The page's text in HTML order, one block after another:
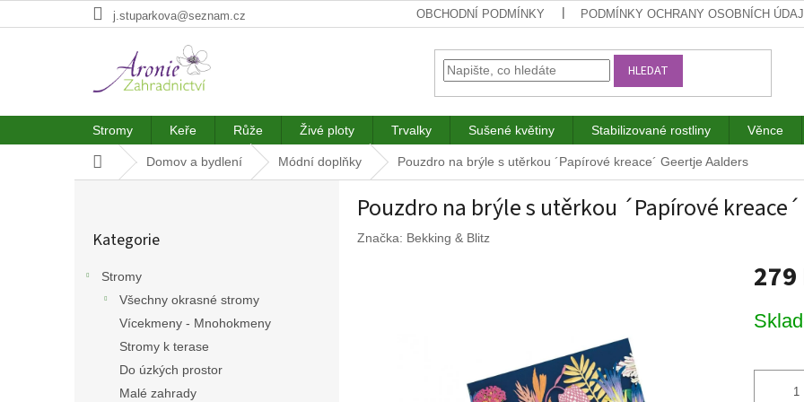
na
j.stuparkova@seznam.cz OBCHODNÍ PODMÍNKY PODMÍNKY OCHRANY OSOBNÍCH
HLEDAT
Stromy Keře Růže Živé ploty Trvalky Sušené květiny Stabilizované rostliny Věnce
Domů Domov a bydlení Módní doplňky Pouzdro na brýle s utěrkou ´Papírové kreace´ Geertje Aalders
kategorie
Kategorie
Stromy
Všechny okrasné stromy
Vícekmeny - Mnohokmeny
Stromy k terase
Do úzkých prostor
Malé zahrady
Pouzdro na brýle s utěrkou ´Papírové
Značka: Bekking & Blitz
279
cena: